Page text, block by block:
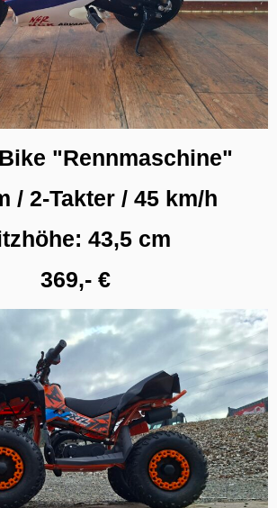
"Rennmaschine"
/ 2-Takter / 45 km/h
43,5 cm
369,- €